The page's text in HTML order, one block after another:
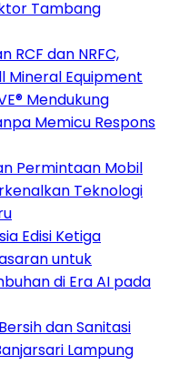
Tambang
RCF dan NRFC,
Mineral Equipment
Mendukung
Memicu Respons
Permintaan Mobil
Teknologi
Edisi Ketiga
untuk
di Era AI pada
dan Sanitasi
Lampung